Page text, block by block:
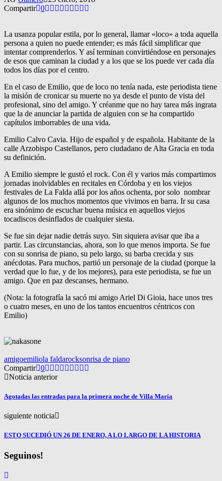
Compartir 0
La usanza popular estila, por lo general, llamar «loco» a toda aquella
persona a quien no puede entender; es más fácil simplificar que
intentar comprenderlos. Y así terminan convirtiéndose en personajes
de esos que caminan la ciudad y a los que se los puede ver cada día
todos los días por el centro.
En el caso de Emilio, que de loco no tenía nada, este periodista tiene
la misión de cronicar su muerte no ya desde el punto de vista del
profesional, sino del amigo. Y créanme que no hay tarea más ingrata
que la de anunciar la partida de alguien con se ha compartido
capítulos imborrables de una vida.
Emilio Calvo Cavia. Hijo de español y de española. Habitante de la
calle Arzobispo Castellanos, pero ciudadano de Alta Gracia en toda
su definición.
A Emilio siempre le gustó el rock. Con él y varios más compartimos
jornadas inolvidables en recitales en Córdoba y en los viejos
festivales de La Falda allá por los años ochenta, por solo nombrar
algunos de los muchos momentos que vivimos en barra. Ir su casa
era sinónimo de escuchar buena música en aquellos viejos
tocadiscos desinflados de cualquier siesta.
Se fue sin dejar nadie detrás suyo. Sin siquiera avisar que iba a
partir. Las circunstancias, ahora, son lo que menos importa. Se fue
con su sonrisa de piano, su pelo largo, su barba crecida y sus
anécdotas. Para muchos, partió un personaje de la ciudad (porque la
verdad que lo fue, y de los mejores), para este periodista, se fue un
amigo. Que en paz descanses, hermano.
(Nota: la fotografía la sacó mi amigo Ariel Di Gioia, hace unos tres
o cuatro meses, en uno de los tantos encuentros céntricos con
Emilio)
amigoemiliola faldarocksonrisa de piano
Compartir 0
Noticia anterior
Agotadas las entradas para la primera noche de Villa María
siguiente noticia
ESTO SUCEDIÓ UN 26 DE ENERO, A LO LARGO DE LA HISTORIA
Seguinos!